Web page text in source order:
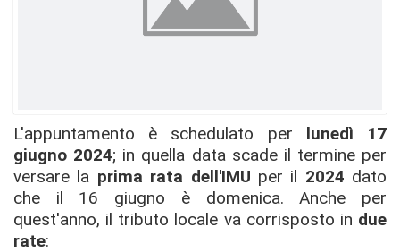
L'appuntamento è schedulato per lunedì 17
giugno 2024; in quella data scade il termine per
versare la prima rata dell'IMU per il 2024 dato
che il 16 giugno è domenica. Anche per
quest'anno, il tributo locale va corrisposto in due
rate: